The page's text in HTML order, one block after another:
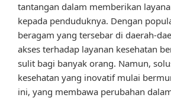
tantangan dalam memberikan
kepada penduduknya. Dengan
beragam yang tersebar di daerah-
akses terhadap layanan kesehatan
sulit bagi banyak orang. Namun,
kesehatan yang inovatif mulai
ini, yang membawa perubahan